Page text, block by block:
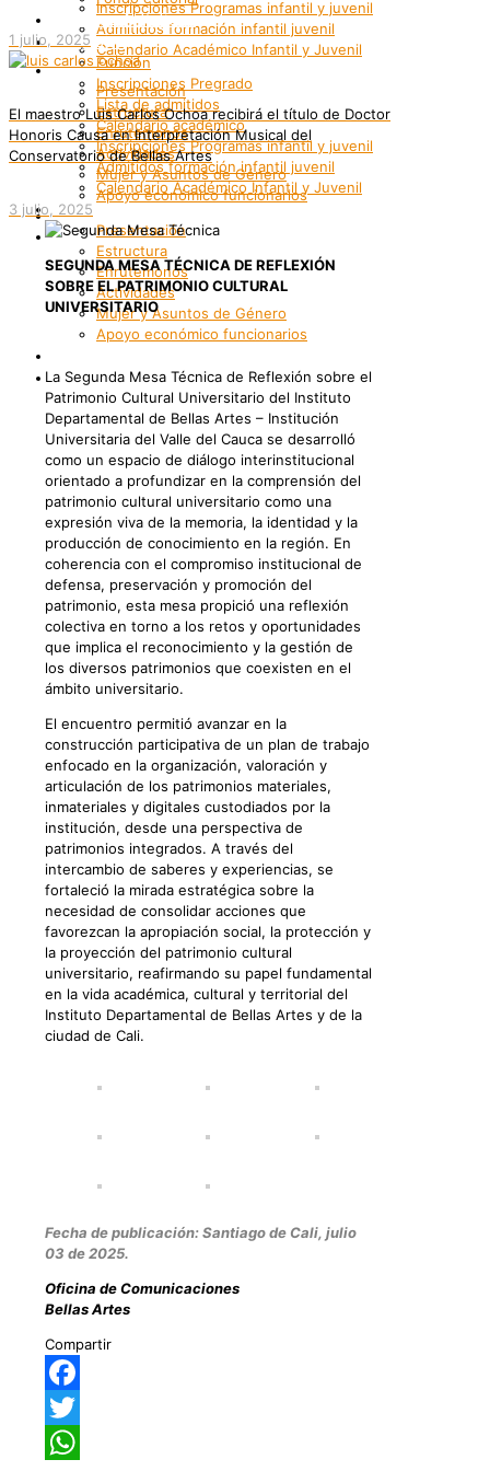
Inscripciones Programas infantil y juvenil
Admitidos formación infantil juvenil
Calendario Académico Infantil y Juvenil
Bienestar
Presentación
Estructura
Enrutemonos
Actividades
Mujer y Asuntos de Género
Apoyo económico funcionarios
Internacionalización
Patrimonio
Grupos Artísticos
Registro
Función
Inscripciones Pregrado
Lista de admitidos
Calendario académico
Inscripciones Programas infantil y juvenil
Admitidos formación infantil juvenil
Calendario Académico Infantil y Juvenil
Bienestar
Presentación
Estructura
Enrutemonos
Actividades
Mujer y Asuntos de Género
Apoyo económico funcionarios
Patrimonio
1 julio, 2025
El maestro Luis Carlos Ochoa recibirá el título de Doctor
Honoris Causa en Interpretación Musical del
Conservatorio de Bellas Artes
3 julio, 2025
SEGUNDA MESA TÉCNICA DE REFLEXIÓN
SOBRE EL PATRIMONIO CULTURAL
UNIVERSITARIO
La Segunda Mesa Técnica de Reflexión sobre el
Patrimonio Cultural Universitario del Instituto
Departamental de Bellas Artes – Institución
Universitaria del Valle del Cauca se desarrolló
como un espacio de diálogo interinstitucional
orientado a profundizar en la comprensión del
patrimonio cultural universitario como una
expresión viva de la memoria, la identidad y la
producción de conocimiento en la región. En
coherencia con el compromiso institucional de
defensa, preservación y promoción del
patrimonio, esta mesa propició una reflexión
colectiva en torno a los retos y oportunidades
que implica el reconocimiento y la gestión de
los diversos patrimonios que coexisten en el
ámbito universitario.
El encuentro permitió avanzar en la
construcción participativa de un plan de trabajo
enfocado en la organización, valoración y
articulación de los patrimonios materiales,
inmateriales y digitales custodiados por la
institución, desde una perspectiva de
patrimonios integrados. A través del
intercambio de saberes y experiencias, se
fortaleció la mirada estratégica sobre la
necesidad de consolidar acciones que
favorezcan la apropiación social, la protección y
la proyección del patrimonio cultural
universitario, reafirmando su papel fundamental
en la vida académica, cultural y territorial del
Instituto Departamental de Bellas Artes y de la
ciudad de Cali.
Fecha de publicación: Santiago de Cali, julio
03 de 2025.
Oficina de Comunicaciones
Bellas Artes
Compartir
Facebook
Twitter